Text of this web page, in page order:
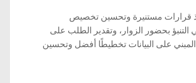
قرارات مستنيرة وتحسين تخصيص
التنبؤ بحضور الزوار، وتقدير الطلب على
المبني على البيانات تخطيطًا أفضل وتحسين